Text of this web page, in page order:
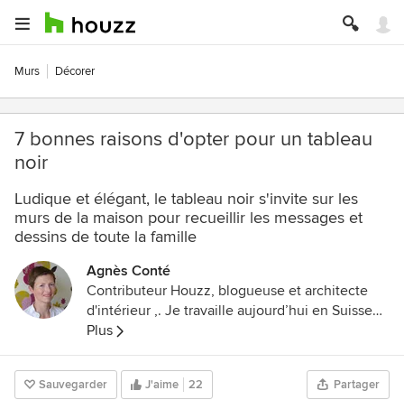
Murs Décorer
7 bonnes raisons d'opter pour un tableau
noir
Ludique et élégant, le tableau noir s'invite sur les
murs de la maison pour recueillir les messages et
dessins de toute la famille
Agnès Conté
Contributeur Houzz, blogueuse et architecte
d'intérieur ,. Je travaille aujourd’hui en Suisse
après un passage par la France et les États-Unis.
C'est à Neuchâtel que j'ai crée en 2007 mon
propre bureau : acdesign. Au delà des conseils
en décoration , relooking et architecture
Plus
Sauvegarder J'aime 22 Partager